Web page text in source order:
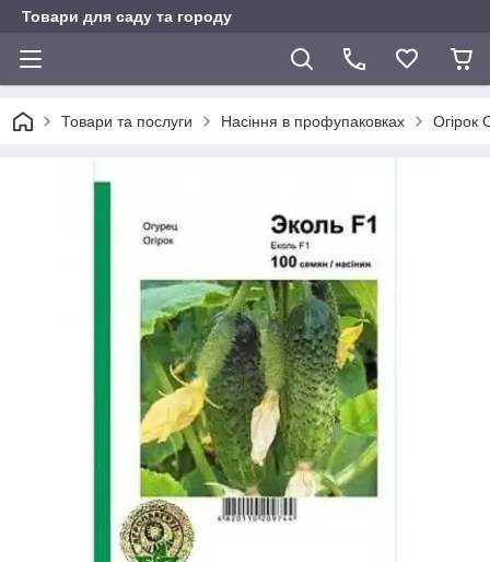
Товари для саду та городу
Товари та послуги Насіння в профупаковках Огірок